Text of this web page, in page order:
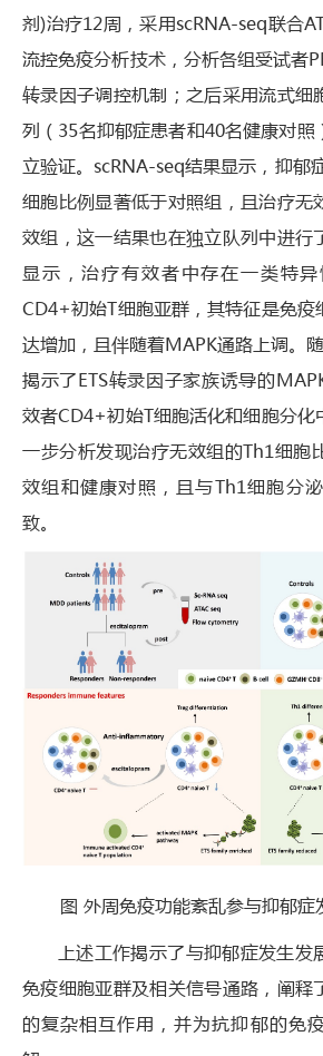
剂)治疗12周，采用scRNA-seq联合
流控免疫分析技术，分析各组受试者
转录因子调控机制；之后采用流式细
列（35名抑郁症患者和40名健康对照
立验证。scRNA-seq结果显示，抑郁
细胞比例显著低于对照组，且治疗无
效组，这一结果也在独立队列中进行
显示，治疗有效者中存在一类特
CD4+初始T细胞亚群，其特征是免疫
达增加，且伴随着MAPK通路上调。
揭示了ETS转录因子家族诱导的
效者CD4+初始T细胞活化和细胞分化
一步分析发现治疗无效组的Th1细胞
效组和健康对照，且与Th1细胞分
致。
图 外周免疫功能紊乱参与抑郁症
上述工作揭示了与抑郁症发生
免疫细胞亚群及相关信号通路，阐释
的复杂相互作用，并为抗抑郁的免